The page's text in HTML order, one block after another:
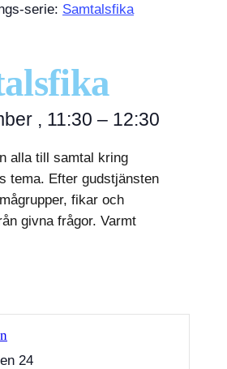
serie: Samtalsfika
, 11:30 – 12:30
alla till samtal kring
tema. Efter gudstjänsten
fikar och
givna frågor. Varmt
24